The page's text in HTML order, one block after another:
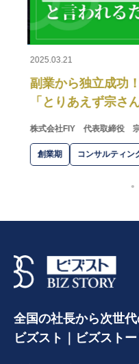
2025.03.21
副業から独立成功
「とりあえず宗さ
株式会社FIY 代表取締役
創業期 コンサルティン
全国の社長から次世
ビズスト｜ビズスト